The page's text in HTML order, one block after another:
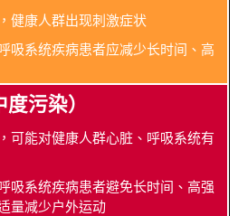
健康人群出现刺激症状
吸系统疾病患者应减少长时间、高
污染）
可能对健康人群心脏、呼吸系统有
吸系统疾病患者避免长时间、高强
量减少户外运动